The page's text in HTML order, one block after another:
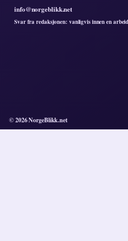
info@norgeblikk.net
Svar fra redaksjonen: vanligvis innen en
© 2026 NorgeBlikk.net